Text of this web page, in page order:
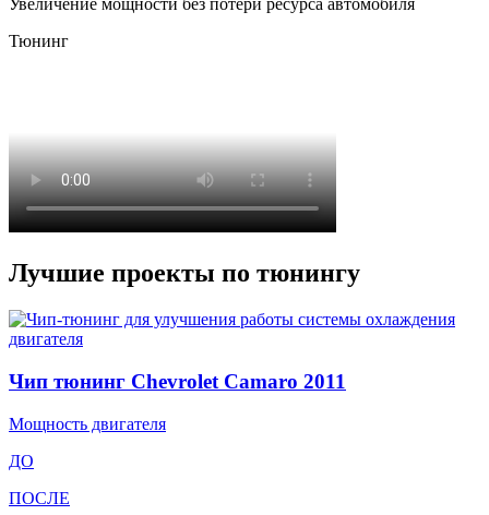
Увеличение мощности без потери ресурса автомобиля
Тюнинг
Лучшие проекты по тюнингу
Чип тюнинг Chevrolet Camaro 2011
Мощность двигателя
ДО
ПОСЛЕ